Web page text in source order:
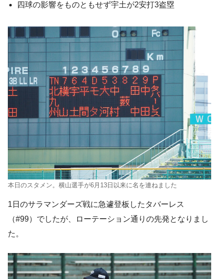
四球の影響をものともせず宇土が2安打3盗塁
本日のスタメン。横山選手が6月13日以来に名を連ねました
1日のサラマンダーズ戦に急遽登板したタバーレス
（#99）でしたが、ローテーション通りの先発となりまし
た。